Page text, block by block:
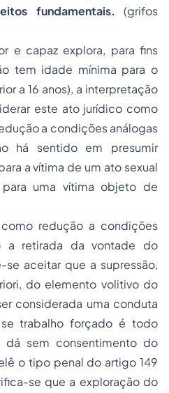
fundamentais. (grifos
e capaz explora, para fins
tem idade mínima para o
a 16 anos), a interpretação
este ato jurídico como
a condições análogas
há sentido em presumir
a vítima de um ato sexual
uma vítima objeto de
redução a condições
a retirada da vontade do
aceitar que a supressão,
do elemento volitivo do
considerada uma conduta
trabalho forçado é todo
dá sem consentimento do
o tipo penal do artigo 149
se que a exploração do